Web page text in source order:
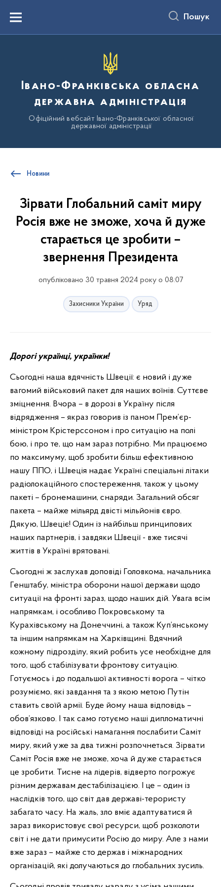
вмістуMenu Пошук
Івано-Франківська обласна
державна адміністрація
Офіційний вебсайт Івано-Франківської обласної
державної адміністрації
Новини
Зірвати Глобальний саміт миру
Росія вже не зможе, хоча й дуже
старається це зробити –
звернення Президента
опубліковано 30 травня 2024 року о 08:07
Захисники України Уряд
Дорогі українці, українки!
Сьогодні наша вдячність Швеції: є новий і дуже
вагомий військовий пакет для наших воїнів. Суттєве
зміцнення. Вчора – в дорозі в Україну після
відрядження – якраз говорив із паном Прем’єр-
міністром Крістерссоном і про ситуацію на полі
бою, і про те, що нам зараз потрібно. Ми працюємо
по максимуму, щоб зробити більш ефективною
нашу ППО, і Швеція надає Україні спеціальні літаки
радіолокаційного спостереження, також у цьому
пакеті – бронемашини, снаряди. Загальний обсяг
пакета – майже мільярд двісті мільйонів євро.
Дякую, Швеціє! Один із найбільш принципових
наших партнерів, і завдяки Швеції - вже тисячі
життів в Україні врятовані.
Сьогодні ж заслухав доповіді Головкома, начальника
Генштабу, міністра оборони нашої держави щодо
ситуації на фронті зараз, щодо наших дій. Увага всім
напрямкам, і особливо Покровському та
Курахівському на Донеччині, а також Куп’янському
та іншим напрямкам на Харківщині. Вдячний
кожному підрозділу, який робить усе необхідне для
того, щоб стабілізувати фронтову ситуацію.
Готуємось і до подальшої активності ворога – чітко
розуміємо, які завдання та з якою метою Путін
ставить своїй армії. Буде йому наша відповідь –
обов’язково. І так само готуємо наші дипломатичні
відповіді на російські намагання послабити Саміт
миру, який уже за два тижні розпочнеться. Зірвати
Саміт Росія вже не зможе, хоча й дуже старається
це зробити. Тисне на лідерів, відверто погрожує
різним державам дестабілізацією. І це – один із
наслідків того, що світ дав державі-терористу
забагато часу. На жаль, зло вміє адаптуватися й
зараз використовує свої ресурси, щоб розколоти
світ і не дати примусити Росію до миру. Але з нами
вже зараз – майже сто держав і міжнародних
організацій, які долучаються до глобальних зусиль.